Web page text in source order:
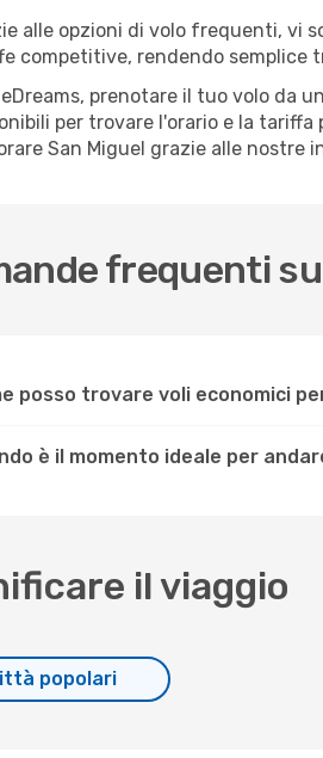
alle opzioni di volo frequenti, vi
competitive, rendendo semplice
prenotare il tuo volo da
per trovare l'orario e la
San Miguel grazie alle
frequenti
posso trovare voli economici
è il momento ideale per
il viaggio
popolari